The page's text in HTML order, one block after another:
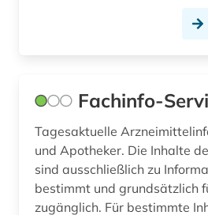
Fachinfo-
Tagesaktuelle
und Apotheker. Die Inhalte
sind ausschließlich zu
bestimmt und grundsätzlich
zugänglich. Für bestimmte